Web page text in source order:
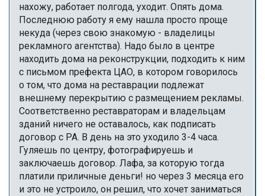
нахожу, работает полгода, уходит. Опять дома.
Последнюю работу я ему нашла просто проще
некуда (через свою знакомую - владелицы
рекламного агентства). Надо было в центре
находить дома на реконструкции, подходить к ним
с письмом префекта ЦАО, в котором говорилось
о том, что дома на реставрации подлежат
внешнему перекрытию с размещением рекламы.
Соответственно реставраторам и владельцам
зданий ничего не оставалось, как подписать
договор с РА. В день на это уходило 3-4 часа.
Гуляешь по центру, фотографируешь и
заключаешь договор. Лафа, за которую тогда
платили приличные деньги! но через 3 месяца его
и это не устроило, он решил, что хочет заниматься